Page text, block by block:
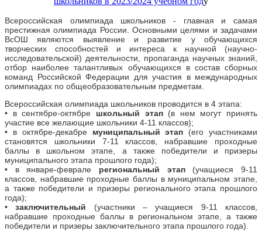
Всероссийская олимпиада школьников - главная и самая
престижная олимпиада России. Основными целями и задачами
ВсОШ являются выявление и развитие у обучающихся
творческих способностей и интереса к научной (научно-
исследовательской) деятельности, пропаганда научных знаний,
отбор наиболее талантливых обучающихся в состав сборных
команд Российской Федерации для участия в международных
олимпиадах по общеобразовательным предметам.
Всероссийская олимпиада школьников проводится в 4 этапа:
• в сентябре-октябре школьный этап(в нем могут принять
участие все желающие школьники 4-11 классов);
• в октябре-декабре муниципальный этап (его участниками
становятся школьники 7-11 классов, набравшие проходные
баллы в школьном этапе, а также победители и призеры
муниципального этапа прошлого года);
• в январе-феврале региональный этап(учащиеся 9-11
классов, набравшие проходные баллы в муниципальном этапе,
а также победители и призеры регионального этапа прошлого
года);
•заключительный (участники – учащиеся 9-11 классов,
набравшие проходные баллы в региональном этапе, а также
победители и призеры заключительного этапа прошлого года).